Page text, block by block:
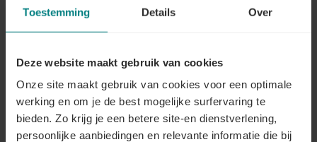
Toestemming Details Over
Deze website maakt gebruik van cookies
Onze site maakt gebruik van cookies voor een optimale
werking en om je de best mogelijke surfervaring te
bieden. Zo krijg je een betere site-en dienstverlening,
persoonlijke aanbiedingen en relevante informatie die bij
Tot slot geldt deze beperking
Motief zorg voor een kind: drie
besparingsmaatregelen
Dit motief kan enkel worden ingeroepen door